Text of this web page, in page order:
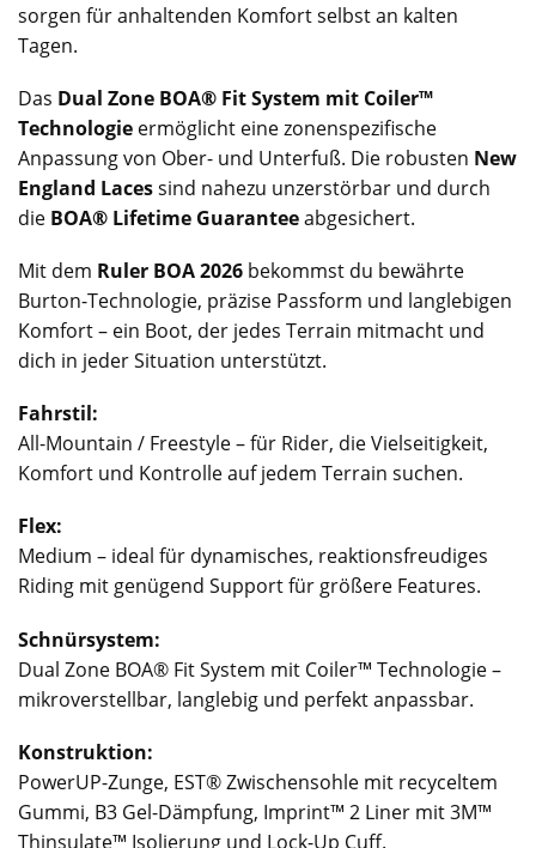
sorgen für anhaltenden Komfort selbst an kalten
Tagen.
Das Dual Zone BOA® Fit System mit Coiler™
Technologie ermöglicht eine zonenspezifische
Anpassung von Ober- und Unterfuß. Die robusten New
England Lacessind nahezu unzerstörbar und durch
die BOA® Lifetime Guaranteeabgesichert.
Mit dem Ruler BOA 2026 bekommst du bewährte
Burton-Technologie, präzise Passform und langlebigen
Komfort – ein Boot, der jedes Terrain mitmacht und
dich in jeder Situation unterstützt.
Fahrstil:
All-Mountain / Freestyle – für Rider, die Vielseitigkeit,
Komfort und Kontrolle auf jedem Terrain suchen.
Flex:
Medium – ideal für dynamisches, reaktionsfreudiges
Riding mit genügend Support für größere Features.
Schnürsystem:
Dual Zone BOA® Fit System mit Coiler™ Technologie –
mikroverstellbar, langlebig und perfekt anpassbar.
Konstruktion:
PowerUP-Zunge, EST® Zwischensohle mit recyceltem
Gummi, B3 Gel-Dämpfung, Imprint™ 2 Liner mit 3M™
Thinsulate™ Isolierung und Lock-Up Cuff.